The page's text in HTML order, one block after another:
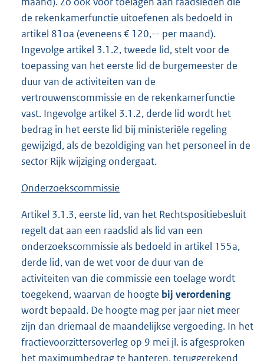
de rekenkamerfunctie uitoefenen als bedoeld in
artikel 81oa (eveneens € 120,-- per maand).
Ingevolge artikel 3.1.2, tweede lid, stelt voor de
toepassing van het eerste lid de burgemeester de
duur van de activiteiten van de
vertrouwenscommissie en de rekenkamerfunctie
vast. Ingevolge artikel 3.1.2, derde lid wordt het
bedrag in het eerste lid bij ministeriële regeling
gewijzigd, als de bezoldiging van het personeel in de
sector Rijk wijziging ondergaat.
Onderzoekscommissie
Artikel 3.1.3, eerste lid, van het Rechtspositiebesluit
regelt dat aan een raadslid als lid van een
onderzoekscommissie als bedoeld in artikel 155a,
derde lid, van de wet voor de duur van de
activiteiten van die commissie een toelage wordt
toegekend, waarvan de hoogte bij verordening
wordt bepaald. De hoogte mag per jaar niet meer
zijn dan driemaal de maandelijkse vergoeding. In het
fractievoorzittersoverleg op 9 mei jl. is afgesproken
het maximumbedrag te hanteren, teruggerekend